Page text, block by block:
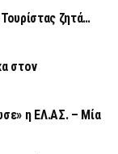
ζητά…
στον
η ΕΛ.ΑΣ. – Μία